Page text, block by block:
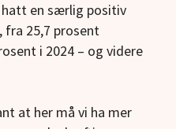
hatt en særlig positiv
fra 25,7 prosent
i 2024 – og videre
at her må vi ha mer